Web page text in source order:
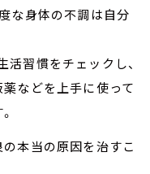
な身体の不調は自分
習慣をチェックし、
などを上手に使って
本当の原因を治すこ